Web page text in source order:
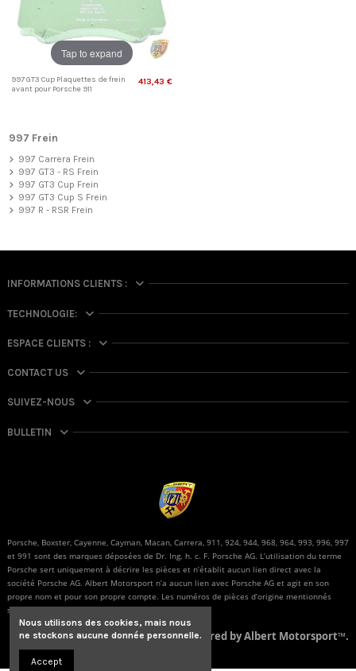
Tap to expand
997 GT3 Cup Plaquettes de frein
avant pour Porsche 911
413,43 €
997 Frein
997 Carrera Frein
997 GT3 - RS Frein
997 GT3 Cup Frein
997 GT3 Cup S Frein
997 R - RSR Frein
INFORMATIONS CLIENTS :
TECHNOLOGIE:
ESPACE CLIENTS :
CONTACT US
SUIVEZ-NOUS
BULLETIN
Porsche, Boxster, Cayenne, Cayman, Macan, Carrera, 911, 924, 944, 968, 964, 993, 996, 997
et 991 sont des marques déposées de Dr. Ing. h. c. F. Porsche AG. L’utilisation du terme
Porsche sert uniquement à décrire les pièces et n’établit aucun lien direct avec la
société Porsche AG. Albert Motorsport n’a aucun lien avec Porsche AG et agit en son
propre nom et pour son propre compte. Les numéros de pièces d’origine mentionnés
sont fournis uniquement à des fins de comparaison.
© Powered by Albert Motorsport™.
Nous utilisons des cookies, mais nous
ne stockons aucune donnée personnelle.
Accept